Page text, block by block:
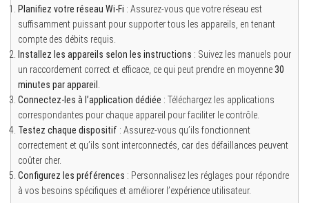
Planifiez votre réseau Wi-Fi : Assurez-vous que votre réseau est
suffisamment puissant pour supporter tous les appareils, en tenant
compte des débits requis.
Installez les appareils selon les instructions : Suivez les manuels pour
un raccordement correct et efficace, ce qui peut prendre en moyenne30
minutes par appareil
Connectez-les à l’application dédiée : Téléchargez les applications
correspondantes pour chaque appareil pour faciliter le contrôle.
Testez chaque dispositif : Assurez-vous qu’ils fonctionnent
correctement et qu’ils sont interconnectés, car des défaillances peuvent
coûter cher.
Configurez les préférences : Personnalisez les réglages pour répondre
à vos besoins spécifiques et améliorer l’expérience utilisateur.